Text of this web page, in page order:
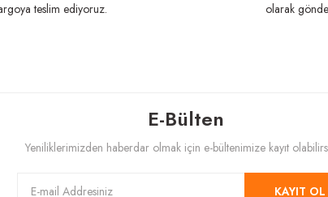
Gönder
teslim ediyoruz.
olarak
E-Bülten
Yeniliklerimizden haberdar olmak için e-bültenimize kayıt
KAYIT OL